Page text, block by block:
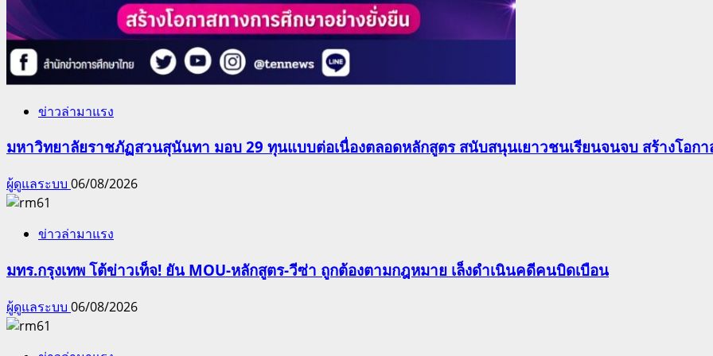
ข่าวล่ามาแรง
มหาวิทยาลัยราชภัฏสวนสุนันทา มอบ 29 ทุนแบบต่อเนื่องตลอดหลักสูตร สนับสนุนเยาวชนเรียนจนจบ สร้างโอกา
ผู้ดูแลระบบ 06/08/2026
ข่าวล่ามาแรง
มทร.กรุงเทพ โต้ข่าวเท็จ! ยัน MOU-หลักสูตร-วีซ่า ถูกต้องตามกฎหมาย เล็งดำเนินคดีคนบิดเบือน
ผู้ดูแลระบบ 06/08/2026